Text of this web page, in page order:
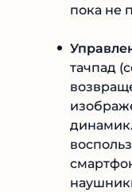
пока не
тачпад